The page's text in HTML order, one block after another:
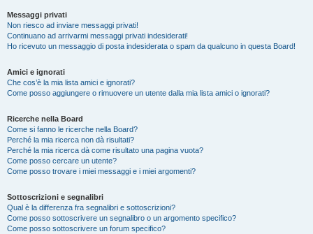
Messaggi privati
Non riesco ad inviare messaggi privati!
Continuano ad arrivarmi messaggi privati indesiderati!
Ho ricevuto un messaggio di posta indesiderata o spam da qualcuno in questa Board!
Amici e ignorati
Che cos’è la mia lista amici e ignorati?
Come posso aggiungere o rimuovere un utente dalla mia lista amici o ignorati?
Ricerche nella Board
Come si fanno le ricerche nella Board?
Perché la mia ricerca non dà risultati?
Perché la mia ricerca dà come risultato una pagina vuota?
Come posso cercare un utente?
Come posso trovare i miei messaggi e i miei argomenti?
Sottoscrizioni e segnalibri
Qual è la differenza fra segnalibri e sottoscrizioni?
Come posso sottoscrivere un segnalibro o un argomento specifico?
Come posso sottoscrivere un forum specifico?